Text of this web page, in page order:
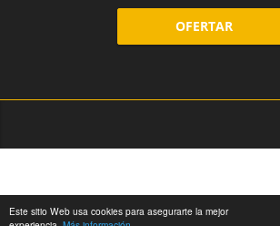
Este sitio Web usa cookies para asegurarte la mejor
OFERTAR